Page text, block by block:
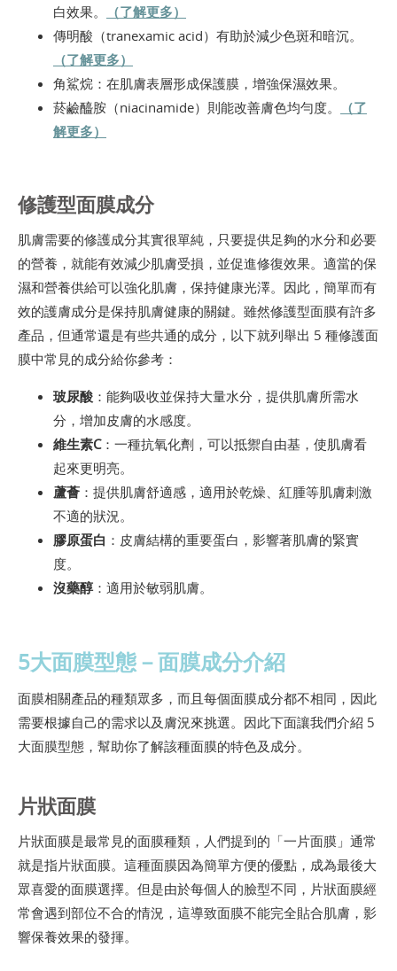
白效果。
（了解更多）
傳明酸（tranexamic acid）有助於減少色斑和暗沉。
（了解更多）
角鯊烷：在肌膚表層形成保護膜，增強保濕效果。
菸鹼醯胺（niacinamide）則能改善膚色均勻度。
（了
解更多）
修護型面膜成分
肌膚需要的修護成分其實很單純，只要提供足夠的水分和必要
的營養，就能有效減少肌膚受損，並促進修復效果。適當的保
濕和營養供給可以強化肌膚，保持健康光澤。因此，簡單而有
效的護膚成分是保持肌膚健康的關鍵。雖然修護型面膜有許多
產品，但通常還是有些共通的成分，以下就列舉出 5 種修護面
膜中常見的成分給你參考：
玻尿酸 ：能夠吸收並保持大量水分，提供肌膚所需水
分，增加皮膚的水感度。
維生素C：一種抗氧化劑，可以抵禦自由基，使肌膚看
起來更明亮。
蘆薈 ：提供肌膚舒適感，適用於乾燥、紅腫等肌膚刺激
不適的狀況。
膠原蛋白 ：皮膚結構的重要蛋白，影響著肌膚的緊實
度。
沒藥醇：適用於敏弱肌膚。
5大面膜型態－面膜成分介紹
面膜相關產品的種類眾多，而且每個面膜成分都不相同，因此
需要根據自己的需求以及膚況來挑選。因此下面讓我們介紹 5
大面膜型態，幫助你了解該種面膜的特色及成分。
片狀面膜
片狀面膜是最常見的面膜種類，人們提到的「一片面膜」通常
就是指片狀面膜。這種面膜因為簡單方便的優點，成為最後大
眾喜愛的面膜選擇。但是由於每個人的臉型不同，片狀面膜經
常會遇到部位不合的情況，這導致面膜不能完全貼合肌膚，影
響保養效果的發揮。